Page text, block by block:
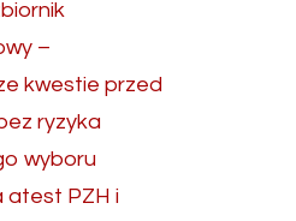
–
kwestie przed
ryzyka
wyboru
atest PZH i